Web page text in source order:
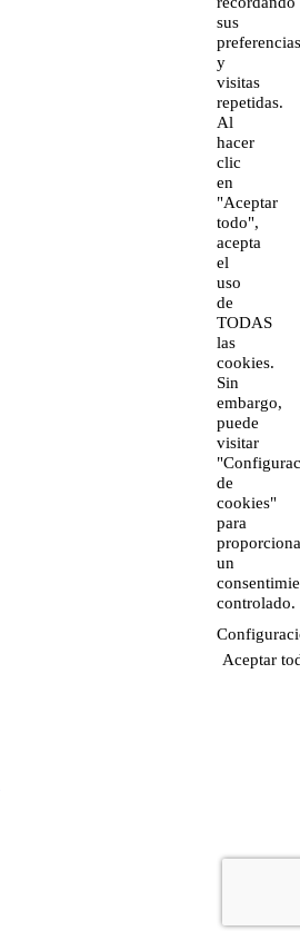
sus
preferencias
y
visitas
repetidas.
Al
hacer
clic
en
"Aceptar
todo",
acepta
el
uso
de
TODAS
las
cookies.
Sin
embargo,
puede
visitar
de
cookies"
para
un
controlado.
Aceptar